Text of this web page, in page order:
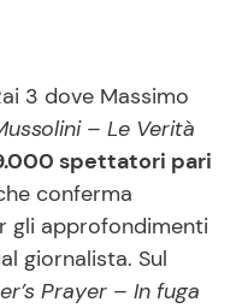
3 dove Massimo
– Le Verità
spettatori pari
conferma
gli approfondimenti
giornalista. Sul
Prayer – In fuga